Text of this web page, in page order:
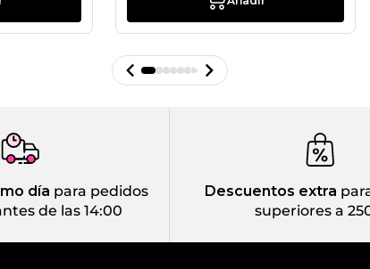
día para pedidos
de las 14:00
Descuentos extra
superiores a